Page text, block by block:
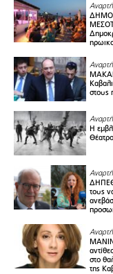
στους
Η
τους
στο
της